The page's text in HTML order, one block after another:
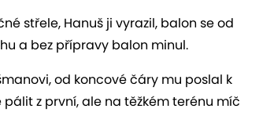
střele, Hanuš ji vyrazil, balon se od
a bez přípravy balon minul.
od koncové čáry mu poslal k
z první, ale na těžkém terénu míč